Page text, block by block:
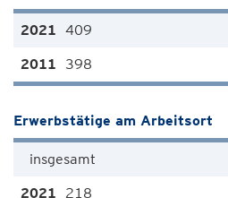
409
398
Erwerbstätige am Arbeitsort
insgesamt
218